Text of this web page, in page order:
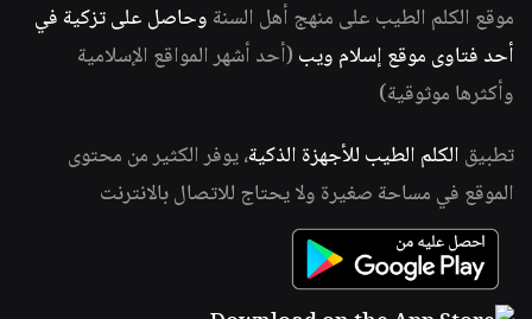
موقع الكلم الطيب على منهج أهل السنة وحاصل على تزكية في
أحد فتاوى موقع إسلام ويب (أحد أشهر المواقع الإسلامية
وأكثرها موثوقية)
تطبيق الكلم الطيب للأجهزة الذكية، يوفر الكثير من محتوى
الموقع في مساحة صغيرة ولا يحتاج للاتصال بالانترنت